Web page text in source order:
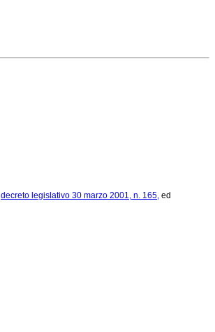
decreto legislativo 30 marzo 2001, n. 165, ed